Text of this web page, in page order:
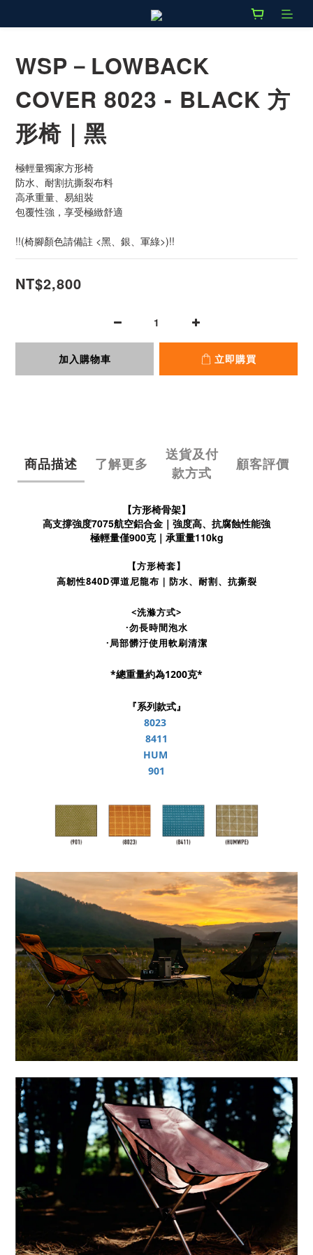
WSP－LOWBACK
COVER 8023 - BLACK 方
形椅｜黑
極輕量獨家方形椅
防水、耐割抗撕裂布料
高承重量、易組裝
包覆性強，享受極緻舒適
!!(椅腳顏色請備註 <黑、銀、軍綠>)!!
NT$2,800
加入購物車 立即購買
商品描述 了解更多
送貨及付
款方式
顧客評價
【方形椅骨架】
高支撐強度7075航空鋁合金｜強度高、抗腐蝕性能強
極輕量僅900克｜承重量110kg
【方形椅套】
高韌性840D彈道尼龍布｜防水、耐割、抗撕裂
<洗滌方式>
·勿長時間泡水
·局部髒汙使用軟刷清潔
*總重量約為1200克*
『系列款式』
8023
8411
HUM
901